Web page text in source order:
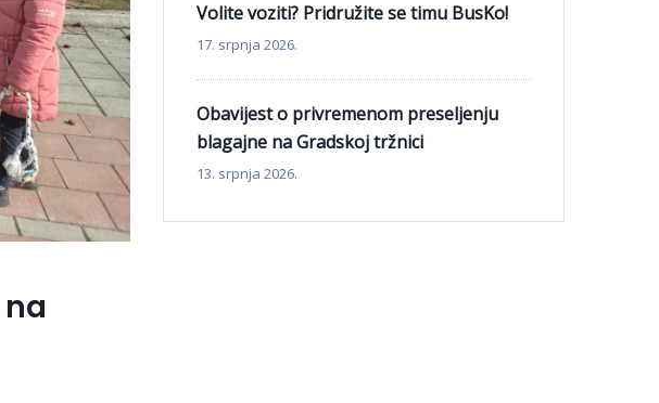
Volite voziti? Pridružite se timu BusKo!
17. srpnja 2026.
Obavijest o privremenom preseljenju
blagajne na Gradskoj tržnici
13. srpnja 2026.